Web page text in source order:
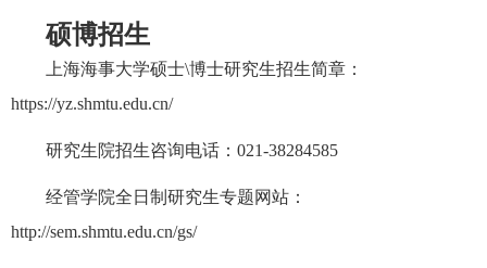
硕博招生
上海海事大学硕士\博士研究生招生简章：
https://yz.shmtu.edu.cn/
研究生院招生咨询电话：021-38284585
经管学院全日制研究生专题网站：
http://sem.shmtu.edu.cn/gs/